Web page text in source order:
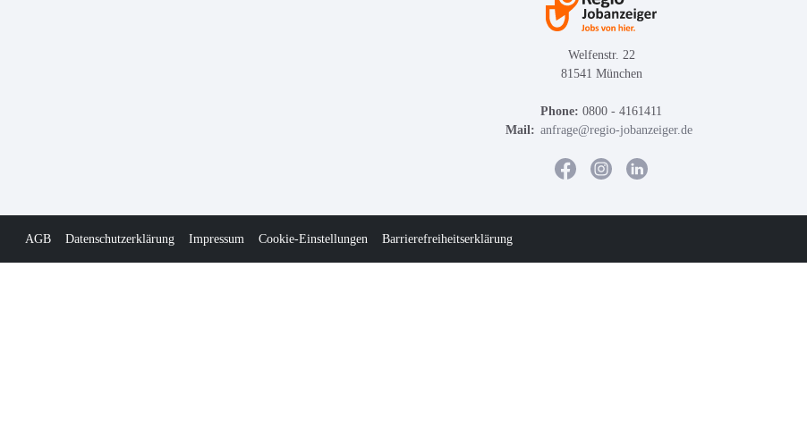
Welfenstr. 22
81541 München
Phone: 0800 - 4161411
Mail: anfrage@regio-jobanzeiger.de
AGB Datenschutzerklärung Impressum Cookie-Einstellungen Barrierefreiheitserklärung